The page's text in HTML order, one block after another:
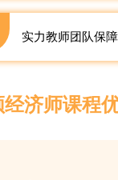
实力教师团队保障
经济师课程